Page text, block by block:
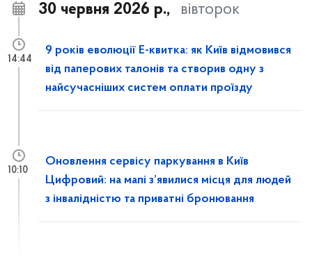
30 червня 2026 р., вівторок
9 років еволюції Е-квитка: як Київ відмовився
від паперових талонів та створив одну з
найсучасніших систем оплати проїзду
14:44
Оновлення сервісу паркування в Київ
Цифровий: на мапі з’явилися місця для людей
з інвалідністю та приватні бронювання
10:10